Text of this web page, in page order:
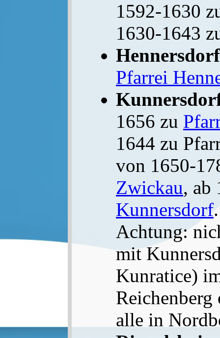
1592-1630
1630-1643
Hennersdorf
Pfarrei
1656 zu
1644 zu
von 1650-
Zwickau, ab
Kunnersdorf.
Achtung:
mit
Kunratice)
Reichenberg
alle in